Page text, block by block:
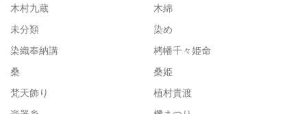
木村九蔵
木綿
未分類
染め
染織奉納講
栲幡千々姫命
桑
桑姫
梵天飾り
植村貴渡